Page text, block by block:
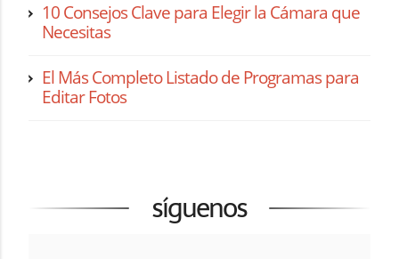
10 Consejos Clave para Elegir la Cámara que
Necesitas
El Más Completo Listado de Programas para
Editar Fotos
síguenos